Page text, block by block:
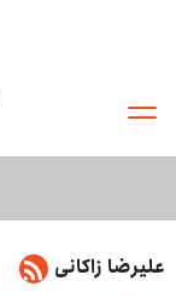
علیرضا زاکانی